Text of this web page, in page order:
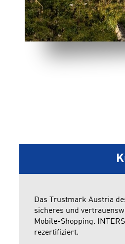
Das Trustmark Austria
sicheres und
Mobile-Shopping.
rezertifiziert.